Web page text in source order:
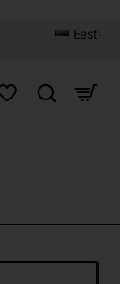
Eesti